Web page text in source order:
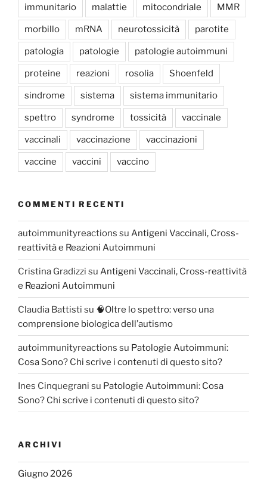
immunitario malattie mitocondriale MMR
morbillo mRNA neurotossicità parotite
patologia patologie patologie autoimmuni
proteine reazioni rosolia Shoenfeld
sindrome sistema sistema immunitario
spettro syndrome tossicità vaccinale
vaccinali vaccinazione vaccinazioni
vaccine vaccini vaccino
COMMENTI RECENTI
autoimmunityreactions su Antigeni Vaccinali, Cross-
reattività e Reazioni Autoimmuni
Cristina Gradizzi su Antigeni Vaccinali, Cross-reattività
e Reazioni Autoimmuni
Claudia Battisti su 🧠Oltre lo spettro: verso una
comprensione biologica dell’autismo
autoimmunityreactions su Patologie Autoimmuni:
Cosa Sono? Chi scrive i contenuti di questo sito?
Ines Cinquegrani su Patologie Autoimmuni: Cosa
Sono? Chi scrive i contenuti di questo sito?
ARCHIVI
Giugno 2026